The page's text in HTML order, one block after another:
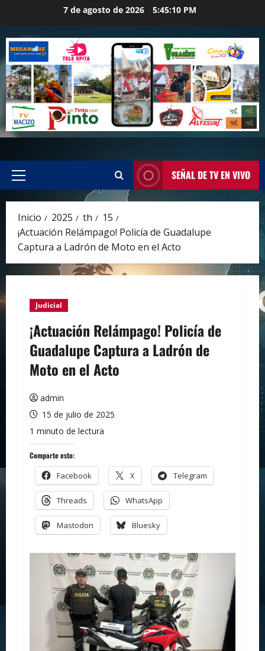
contenido
7 de agosto de 2026 5:45:11 PM
Menú
SEÑAL DE TV EN VIVO
Inicio 2025 th
15
¡Actuación Relámpago! Policía de Guadalupe
Captura a Ladrón de Moto en el Acto
Judicial
¡Actuación Relámpago! Policía de
Guadalupe Captura a Ladrón de
Moto en el Acto
admin
15 de julio de 2025
1 minuto de lectura
Comparte esto:
Facebook X Telegram
Threads WhatsApp
Mastodon Bluesky